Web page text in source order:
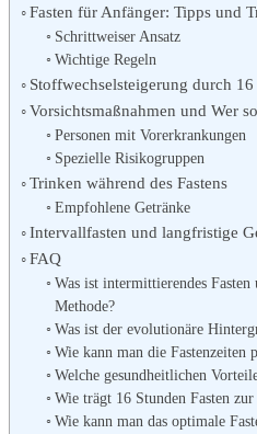
Fasten für Anfänger: Tipps und
Schrittweiser Ansatz
Wichtige Regeln
Stoffwechselsteigerung durch 16
Vorsichtsmaßnahmen und Wer
Personen mit Vorerkrankungen
Spezielle Risikogruppen
Trinken während des Fastens
Empfohlene Getränke
Intervallfasten und langfristige
FAQ
Was ist intermittierendes
Methode?
Was ist der evolutionäre
Wie kann man die Fastenzeiten
Welche gesundheitlichen
Wie trägt 16 Stunden Fasten
Wie kann man das optimale